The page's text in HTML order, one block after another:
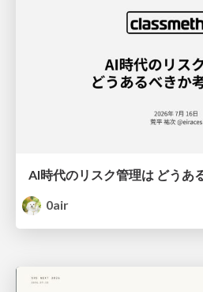
AI時代のリスク管理は どうあ
0air